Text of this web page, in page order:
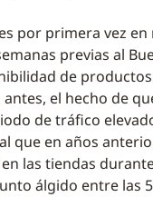
por primera vez
previas al
de
el hecho de
de tráfico
que en años
las tiendas
álgido entre las